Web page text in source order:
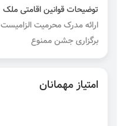
توضیحات قوانین اقامتی ملک
ارائه مدرک محرمیت الزامیست
برگزاری جشن ممنوع
امتیاز مهمانان